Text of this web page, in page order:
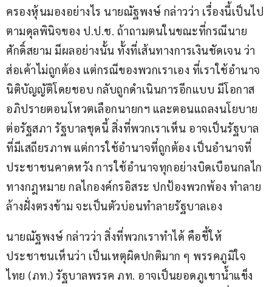
ครองหุ้นมองอย่างไร นายณัฐพงษ์ กล่าวว่า เรื่องนี้เป็นไป
ตามดุลพินิจของ ป.ป.ช. ถ้าถามตนในขณะที่กรณีนาย
ศักดิ์สยาม มีผลอย่างนั้น ทั้งที่เส้นทางการเงินชัดเจน ว่า
ส่อเค้าไม่ถูกต้อง แต่กรณีของพวกเราเอง ที่เราใช้อำนาจ
นิติบัญญัติโดยชอบ กลับถูกดำเนินการอีกแบบ มีโอกาส
อภิปรายตอนโหวตเลือกนายกฯ และตอนแถลงนโยบาย
ต่อรัฐสภา รัฐบาลชุดนี้ สิ่งที่พวกเราเห็น อาจเป็นรัฐบาล
ที่มีเสถียรภาพ แต่การใช้อำนาจที่ถูกต้อง เป็นอำนาจที่
ประชาชนคาดหวัง การใช้อำนาจทุกอย่างบิดเบือนกลไก
ทางกฎหมาย กลไกองค์กรอิสระ ปกป้องพวกพ้อง ทำลาย
ล้างฝั่งตรงข้าม จะเป็นตัวบ่อนทำลายรัฐบาลเอง
นายณัฐพงษ์ กล่าวว่า สิ่งที่พวกเราทำได้ คือชี้ให้
ประชาชนเห็นว่า เป็นเหตุผิดปกติมาก ๆ พรรคภูมิใจ
ไทย (ภท.) รัฐบาลพรรค ภท. อาจเป็นยอดภูเขาน้ำแข็ง